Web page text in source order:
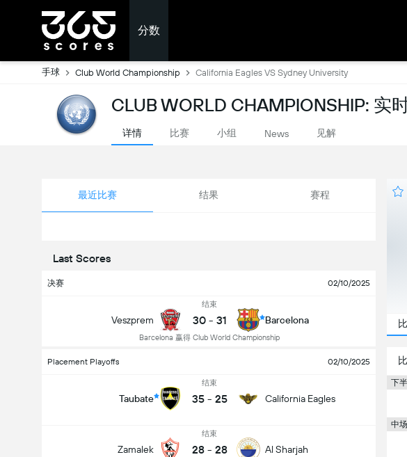
分数
手球 Club World Championship California Eagles VS Sydney University
CLUB WORLD CHAMPIONSHIP: 实
详情 比赛 小组 News 见解
最近比赛 结果 赛程
Last Scores
决赛 02/10/2025
Veszprem
结束
30 - 31
Barcelona 赢得 Club World Championship
Barcelona
Placement Playoffs 02/10/2025
Taubate
结束
35 - 25 California Eagles
Zamalek
结束
28 - 28 Al Sharjah
下
中